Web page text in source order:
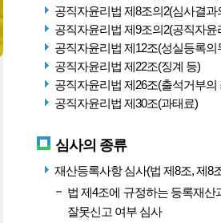
공직자윤리법 제8조의2(심사결과
공직자윤리법 제9조의2(공직자
공직자윤리법 제12조(성실등록의
공직자윤리법 제22조(징계 등)
공직자윤리법 제26조(출석거부의
공직자윤리법 제30조(과태료)
심사의 종류
재산등록사항 심사(법 제8조, 제8
법 제4조에 규정하는 등록재산
잘못신고 여부 심사